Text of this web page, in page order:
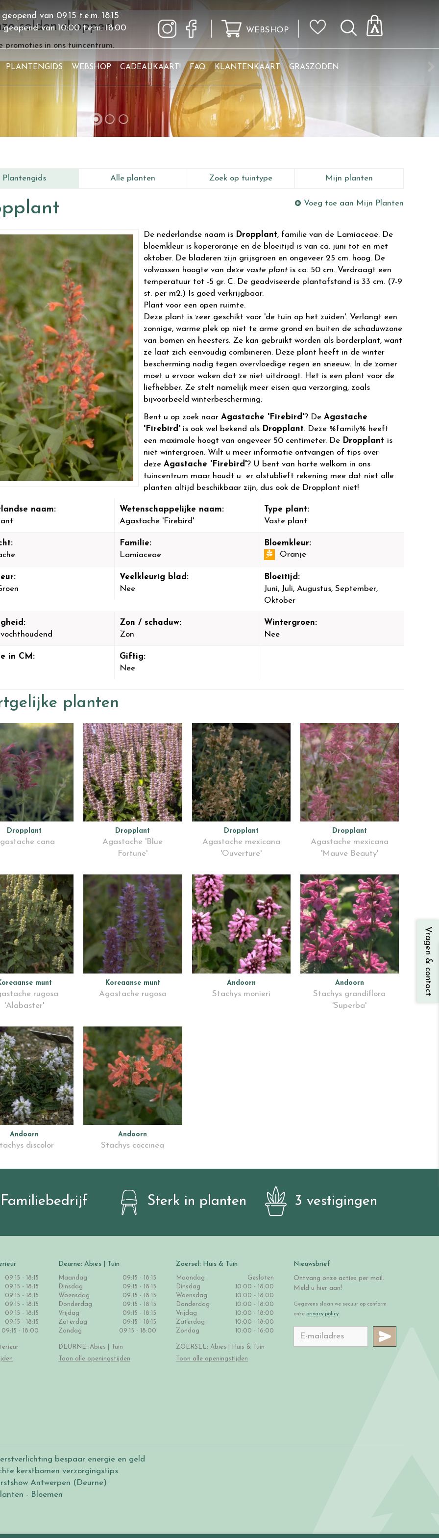
solden shoppen!
promoties in ons tuincentrum.
van 09:15 t.e.m. 18:15
geopend van10:00t.e.m.18:00 WEBSHOP
PLANTENGIDS WEBSHOP CADEAUKAART! FAQ KLANTENKAART GRASZODEN
Plantengids Alle planten Zoek op tuintype Mijn planten
Voeg toe aan Mijn Planten
De nederlandse naam is Dropplant, familie van de Lamiaceae. De
bloemkleur is koperoranje en de bloeitijd is van ca. juni tot en met
oktober. De bladeren zijn grijsgroen en ongeveer 25 cm. hoog. De
volwassen hoogte van deze vaste plant is ca. 50 cm. Verdraagt een
temperatuur tot -5 gr. C. De geadviseerde plantafstand is 33 cm. (7-9
st. per m2.) Is goed verkrijgbaar.
Plant voor een open ruimte.
Deze plant is zeer geschikt voor 'de tuin op het zuiden'. Verlangt een
zonnige, warme plek op niet te arme grond en buiten de schaduwzone
van bomen en heesters. Ze kan gebruikt worden als borderplant, want
ze laat zich eenvoudig combineren. Deze plant heeft in de winter
bescherming nodig tegen overvloedige regen en sneeuw. In de zomer
moet u ervoor waken dat ze niet uitdroogt. Het is een plant voor de
liefhebber. Ze stelt namelijk meer eisen qua verzorging, zoals
bijvoorbeeld winterbescherming.
Bent u op zoek naar Agastache 'Firebird'? De Agastache
'Firebird' is ook wel bekend als Dropplant. Deze %family% heeft
een maximale hoogt van ongeveer 50 centimeter. De Dropplant is
niet wintergroen. Wilt u meer informatie ontvangen of tips over
deze Agastache 'Firebird'? U bent van harte welkom in ons
tuincentrum maar houdt u er alstublieft rekening mee dat niet alle
planten altijd beschikbaar zijn, dus ook de Dropplant niet!
naam:
Wetenschappelijke naam:
Agastache 'Firebird'
Type plant:
Vaste plant
Familie:
Lamiaceae
Bloemkleur:
Oranje
Veelkleurig blad:
Nee
Bloeitijd:
Juni, Juli, Augustus, September,
Oktober
Zon / schaduw:
Zon
Wintergroen:
Nee
in CM:
Giftig:
Nee
planten
Dropplant
cana
Dropplant
Agastache 'Blue
Fortune'
Dropplant
Agastache mexicana
'Ouverture'
Dropplant
Agastache mexicana
'Mauve Beauty'
munt
rugosa
'Alabaster'
Koreaanse munt
Agastache rugosa
Andoorn
Stachys monieri
Andoorn
Stachys grandiflora
'Superba'
Andoorn
discolor
Andoorn
Stachys coccinea
Familiebedrijf Sterk in planten 3 vestigingen
09:15 - 18:15
09:15 - 18:15
09:15 - 18:15
09:15 - 18:15
09:15 - 18:15
09:15 - 18:15
09:15 - 18:00
Deurne: Abies | Tuin
Maandag
09:15 - 18:15
Dinsdag
09:15 - 18:15
Woensdag
09:15 - 18:15
Donderdag
09:15 - 18:15
Vrijdag
09:15 - 18:15
Zaterdag
09:15 - 18:15
Zondag
09:15 - 18:00
DEURNE: Abies | Tuin
Toon alle openingstijden
Zoersel: Huis & Tuin
Maandag
Gesloten
Dinsdag
10:00 - 18:00
Woensdag
10:00 - 18:00
Donderdag
10:00 - 18:00
Vrijdag
10:00 - 18:00
Zaterdag
10:00 - 18:00
Zondag
10:00 - 16:00
ZOERSEL: Abies | Huis & Tuin
Toon alle openingstijden
Nieuwsbrief
Ontvang onze acties per mail.
Meld u hier aan!
Gegevens slaan we secuur op conform
onze privacy policy.
bespaar energie en geld
kerstbomen verzorgingstips
Antwerpen (Deurne)
- Bloemen
Vragen & contact